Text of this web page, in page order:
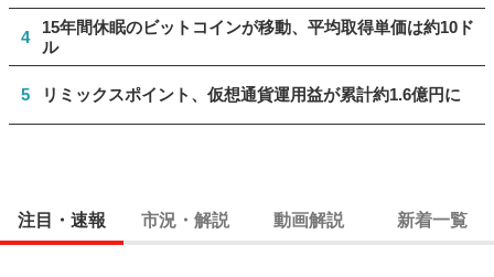
4
15年間休眠のビットコインが移動、平均取得単価は約10ド
ル
5 リミックスポイント、仮想通貨運用益が累計約1.6億円に
注目・速報 市況・解説 動画解説 新着一覧